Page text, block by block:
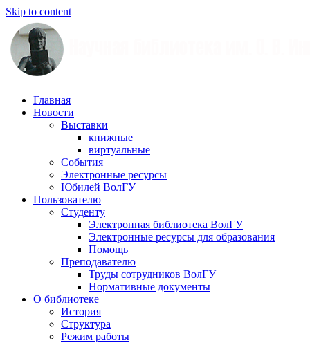
Skip to content
Научная
библиотека
Иншакова
Главная
Новости
Выставки
книжные
виртуальные
События
Электронные ресурсы
Юбилей ВолГУ
Пользователю
Студенту
Электронная библиотека ВолГУ
Электронные ресурсы для образования
Помощь
Преподавателю
Труды сотрудников ВолГУ
Нормативные документы
О библиотеке
История
Структура
Режим работы